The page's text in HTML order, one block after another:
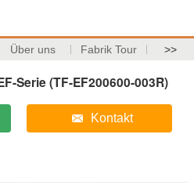
Über uns Fabrik Tour >>
Serie (TF-EF200600-003R)
Kontakt